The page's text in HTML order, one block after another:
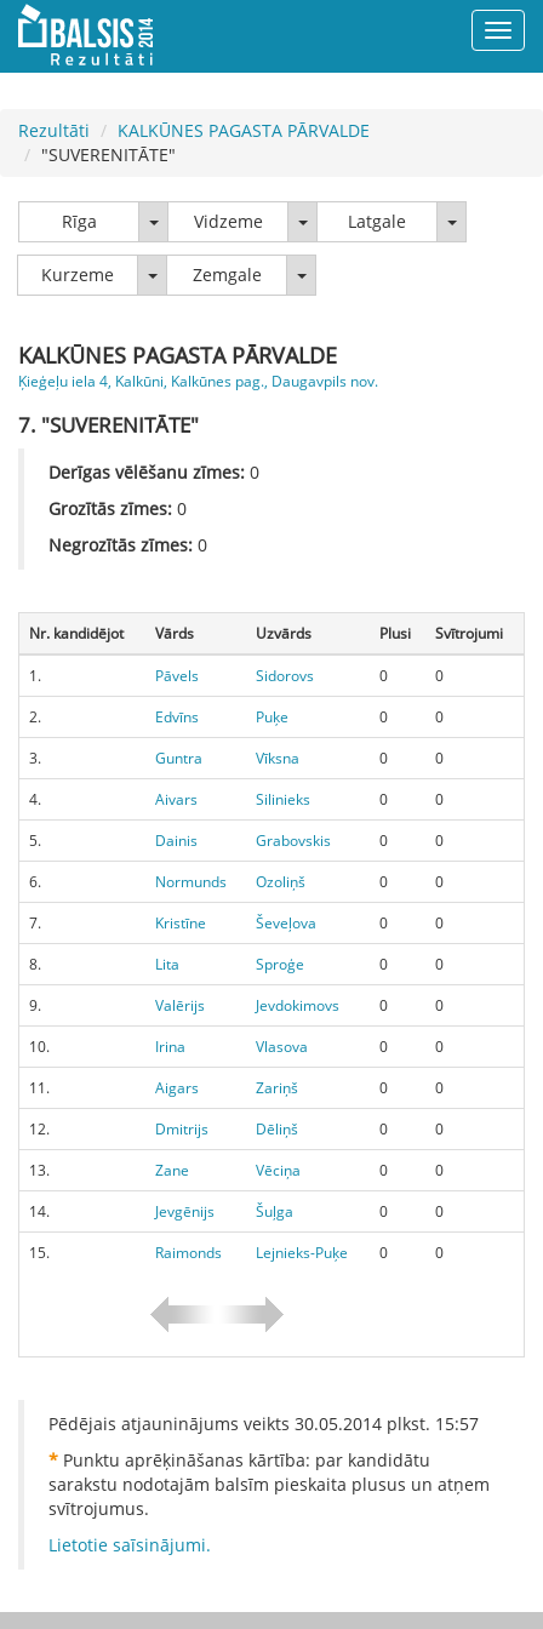
Rezultāti
KALKŪNES PAGASTA PĀRVALDE
"SUVERENITĀTE"
Rīga Rīga Vidzeme VidzemeLatgale Latgale
Kurzeme KurzemeZemgale Zemgale
KALKŪNES PAGASTA PĀRVALDE
Ķieģeļu iela 4, Kalkūni, Kalkūnes pag., Daugavpils nov.
7. "SUVERENITĀTE"
Derīgas vēlēšanu zīmes: 0
Grozītās zīmes: 0
Negrozītās zīmes: 0
Nr. kandidējot Vārds Uzvārds Plusi Svītrojumi
1. Pāvels Sidorovs 0
0
2.
Edvīns Puķe 0
0
3.
Guntra Vīksna 0
0
4.
Aivars Silinieks 0
0
5.
Dainis Grabovskis 0
0
6.
Normunds Ozoliņš 0
0
7.
Kristīne Ševeļova 0
0
8.
Lita Sproģe 0
0
9.
Valērijs Jevdokimovs 0
0
10.
Irina Vlasova 0
0
11.
Aigars Zariņš 0
0
12.
Dmitrijs Dēliņš 0
0
13.
Zane Vēciņa 0
0
14.
Jevgēnijs Šuļga 0
0
15.
Raimonds Lejnieks-Puķe 0 0
Pēdējais atjauninājums veikts 30.05.2014 plkst. 15:57
* Punktu aprēķināšanas kārtība: par kandidātu
sarakstu nodotajām balsīm pieskaita plusus un atņem
svītrojumus.
Lietotie saīsinājumi.